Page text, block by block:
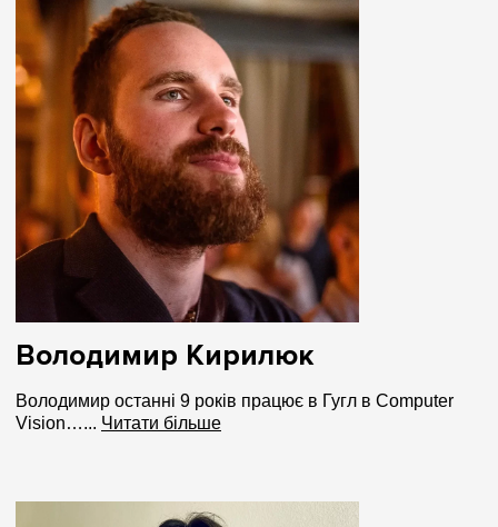
Володимир Кирилюк
Володимир останні 9 років працює в Гугл в Computer
Vision…... Читати більше